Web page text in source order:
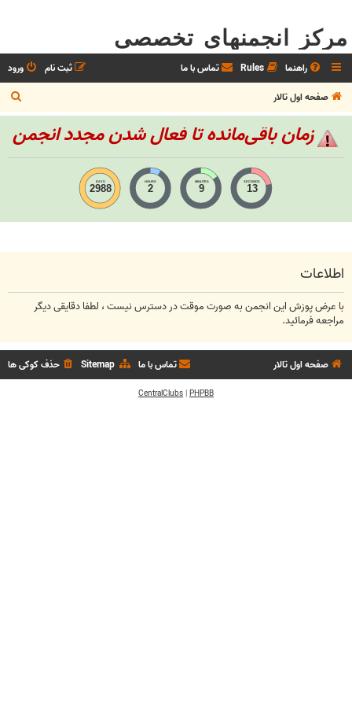
مرکز انجمنهای تخصصی
راهنما Rules تماس با ما ورود
ثبت نام
صفحه اول تالار
س
ج
زمان باقی‌مانده تا فعال شدن مجدد انجمن
DAYS
2988
HOURS
2
MINUTES
9
SECONDS
13
اطلاعات
با عرض پوزش این انجمن به صورت موقت در دسترس نیست ، لطفا دقایقی دیگر
مراجعه فرمائید.
صفحه اول تالار حذف کوکی ها Sitemap تماس با ما
PHPBB
|
CentralClubs